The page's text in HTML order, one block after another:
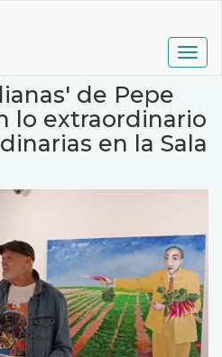
de Pepe
lo extraordinario
en la Sala